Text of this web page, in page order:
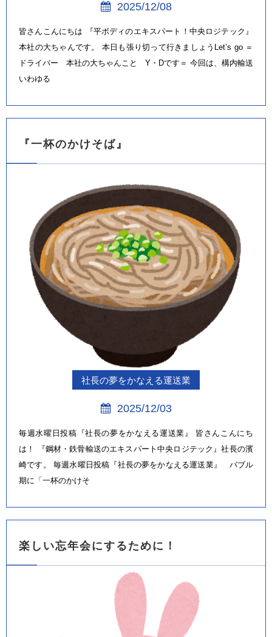
2025/12/08
皆さんこんにちは 『平ボディのエキスパート！中央ロジテック』
本社の大ちゃんです。 本日も張り切って行きましょうLet’s go ＝
ドライバー 本社の大ちゃんこと Y・Dです＝ 今回は、構内輸送
いわゆる
『一杯のかけそば』
社長の夢をかなえる運送業
2025/12/03
毎週水曜日投稿『社長の夢をかなえる運送業』 皆さんこんにち
は！ 『鋼材・鉄骨輸送のエキスパート中央ロジテック』社長の濱
崎です。 毎週水曜日投稿『社長の夢をかなえる運送業』 バブル
期に「一杯のかけそ
楽しい忘年会にするために！